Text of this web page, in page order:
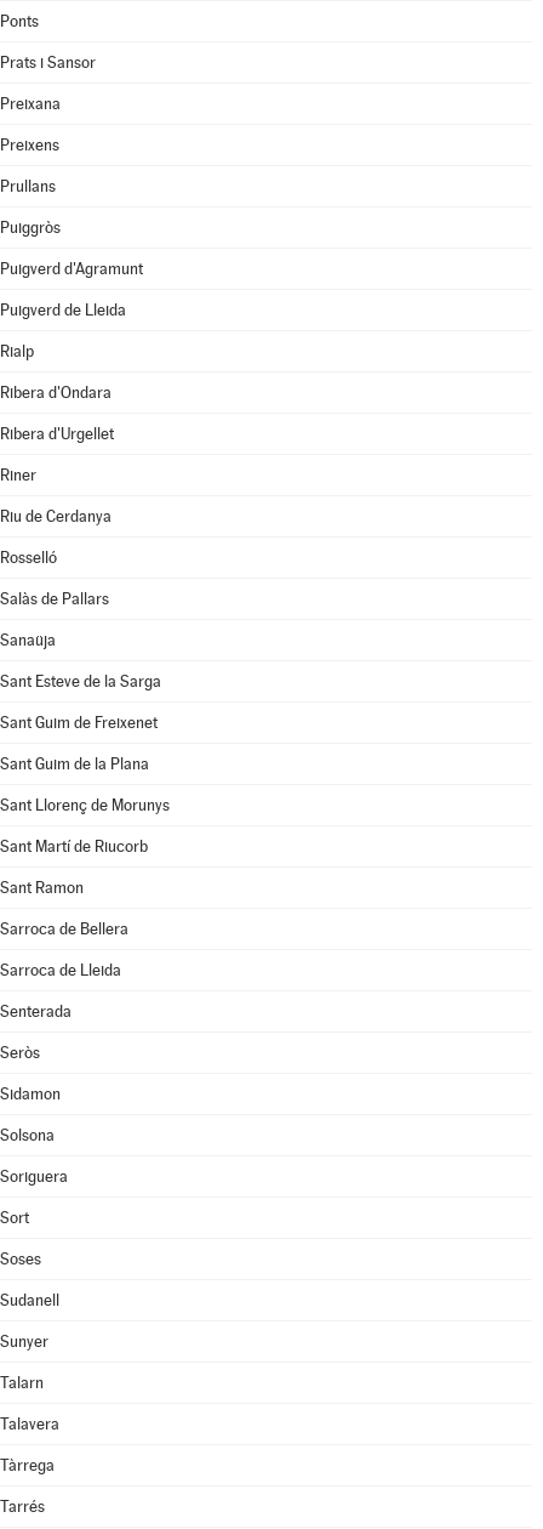
Ponts
Prats i Sansor
Preixana
Preixens
Prullans
Puiggròs
Puigverd d'Agramunt
Puigverd de Lleida
Rialp
Ribera d'Ondara
Ribera d'Urgellet
Riner
Riu de Cerdanya
Rosselló
Salàs de Pallars
Sanaüja
Sant Esteve de la Sarga
Sant Guim de Freixenet
Sant Guim de la Plana
Sant Llorenç de Morunys
Sant Martí de Riucorb
Sant Ramon
Sarroca de Bellera
Sarroca de Lleida
Senterada
Seròs
Sidamon
Solsona
Soriguera
Sort
Soses
Sudanell
Sunyer
Talarn
Talavera
Tàrrega
Tarrés